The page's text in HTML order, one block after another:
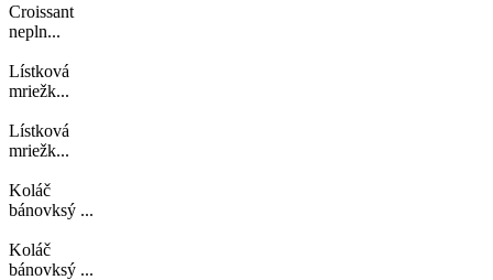
Croissant
nepln...
Lístková
mriežk...
Lístková
mriežk...
Koláč
bánovksý ...
Koláč
bánovksý ...